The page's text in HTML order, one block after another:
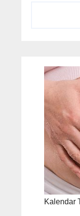
Kalendar